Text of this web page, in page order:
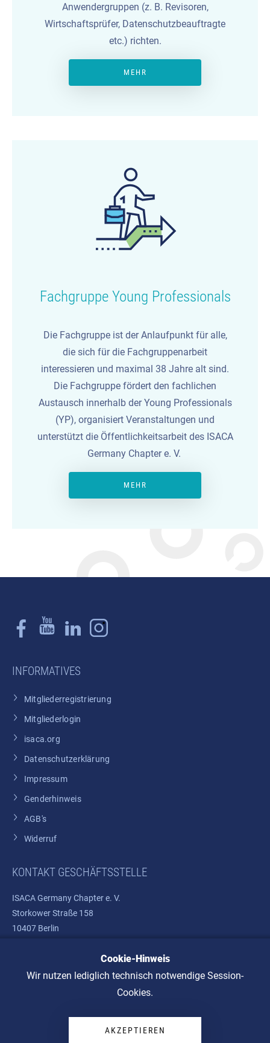
Anwendergruppen (z. B. Revisoren,
Wirtschaftsprüfer, Datenschutzbeauftragte
etc.) richten.
MEHR
Fachgruppe Young Professionals
Die Fachgruppe ist der Anlaufpunkt für alle,
die sich für die Fachgruppenarbeit
interessieren und maximal 38 Jahre alt sind.
Die Fachgruppe fördert den fachlichen
Austausch innerhalb der Young Professionals
(YP), organisiert Veranstaltungen und
unterstützt die Öffentlichkeitsarbeit des ISACA
Germany Chapter e. V.
MEHR
INFORMATIVES
Mitgliederregistrierung
Mitgliederlogin
isaca.org
Datenschutzerklärung
Impressum
Genderhinweis
AGB's
Widerruf
KONTAKT GESCHÄFTSSTELLE
ISACA Germany Chapter e. V.
Storkower Straße 158
10407 Berlin
Telefon: +49 30 37580810
E-Mail:info@isaca.de
Cookie-Hinweis
Wir nutzen lediglich technisch notwendige Session-
Cookies.
AKZEPTIEREN